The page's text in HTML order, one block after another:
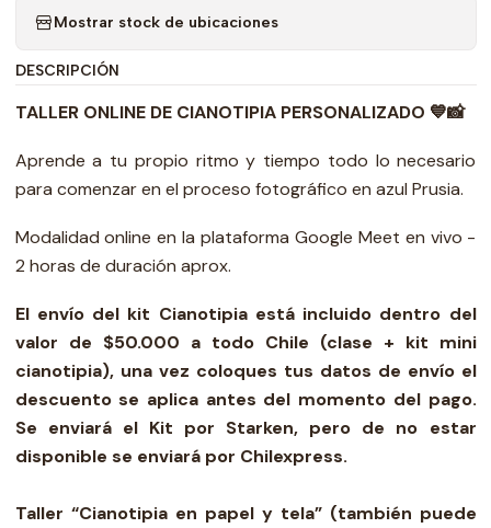
Mostrar stock de ubicaciones
DESCRIPCIÓN
TALLER ONLINE DE CIANOTIPIA PERSONALIZADO 💙📸
Aprende a tu propio ritmo y tiempo todo lo necesario
para comenzar en el proceso fotográfico en azul Prusia.
Modalidad online en la plataforma Google Meet en vivo -
2 horas de duración aprox.
El envío del kit Cianotipia está incluido dentro del
valor de $50.000 a todo Chile (clase + kit mini
cianotipia), una vez coloques tus datos de envío el
descuento se aplica antes del momento del pago.
Se enviará el Kit por Starken, pero de no estar
disponible se enviará por Chilexpress.
Taller “Cianotipia en papel y tela” (también puede